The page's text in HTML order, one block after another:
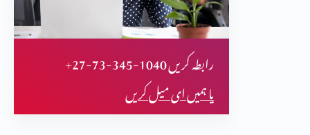
مسیح یسوع کے بارے میں پیشن گوئیاں
تثلیث (حصہ 2)
+27-73-345-1040 رابطہ کریں
یا ہمیں ای میل کریں